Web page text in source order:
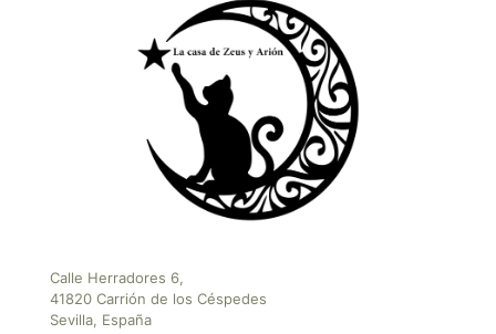
Calle Herradores 6,
41820 Carrión de los Céspedes
Sevilla, España